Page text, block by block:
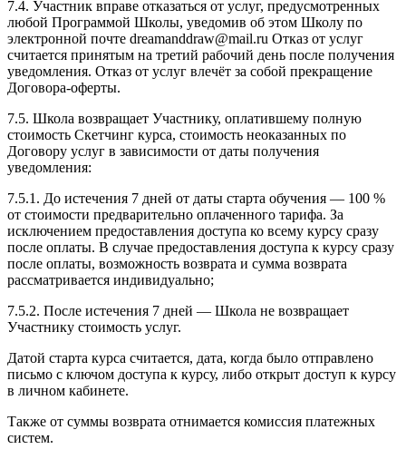
7.4. Участник вправе отказаться от услуг, предусмотренных
любой Программой Школы, уведомив об этом Школу по
электронной почте dreamanddraw@mail.ru Отказ от услуг
считается принятым на третий рабочий день после получения
уведомления. Отказ от услуг влечёт за собой прекращение
Договора-оферты.
7.5. Школа возвращает Участнику, оплатившему полную
стоимость Скетчинг курса, стоимость неоказанных по
Договору услуг в зависимости от даты получения
уведомления:
7.5.1. До истечения 7 дней от даты старта обучения — 100 %
от стоимости предварительно оплаченного тарифа. За
исключением предоставления доступа ко всему курсу сразу
после оплаты. В случае предоставления доступа к курсу сразу
после оплаты, возможность возврата и сумма возврата
рассматривается индивидуально;
7.5.2. После истечения 7 дней — Школа не возвращает
Участнику стоимость услуг.
Датой старта курса считается, дата, когда было отправлено
письмо с ключом доступа к курсу, либо открыт доступ к курсу
в личном кабинете.
Также от суммы возврата отнимается комиссия платежных
систем.